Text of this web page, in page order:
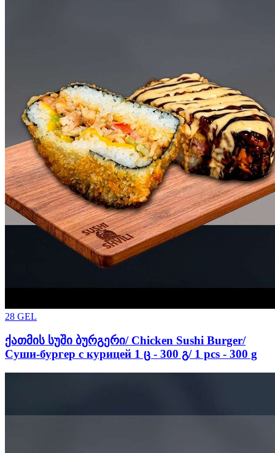
28 GEL
ქათმის სუში ბურგერი/ Chicken Sushi Burger/
Суши-бургер с курицей 1 ც - 300 გ/ 1 pcs - 300 g